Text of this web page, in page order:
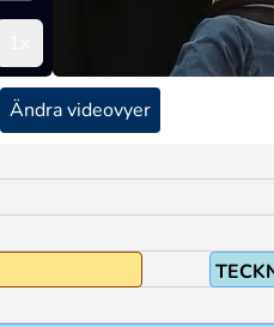
Ändra videovyer